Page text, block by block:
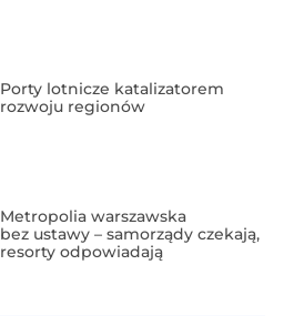
Porty lotnicze katalizatorem
rozwoju regionów
Metropolia warszawska
bez ustawy – samorządy czekają,
resorty odpowiadają